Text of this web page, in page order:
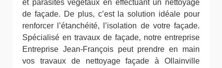
et parasites végétaux en effectuant un nettoyage
de façade. De plus, c’est la solution idéale pour
renforcer l’étanchéité, l’isolation de votre façade.
Spécialisé en travaux de façade, notre entreprise
Entreprise Jean-François peut prendre en main
vos travaux de nettoyage façade à Ollainville